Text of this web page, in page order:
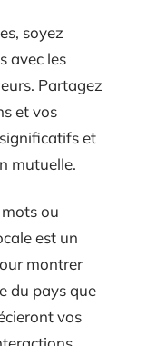
soyez
avec les
Partagez
et vos
et
mutuelle.
ou
est un
montrer
du pays que
vos